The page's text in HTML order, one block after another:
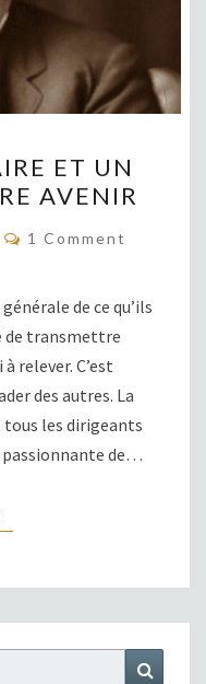
ET UN
AVENIR
COMMENTS
1 Comment
de ce qu’ils
de transmettre
relever. C’est
des autres. La
les dirigeants
passionnante de…
MORE